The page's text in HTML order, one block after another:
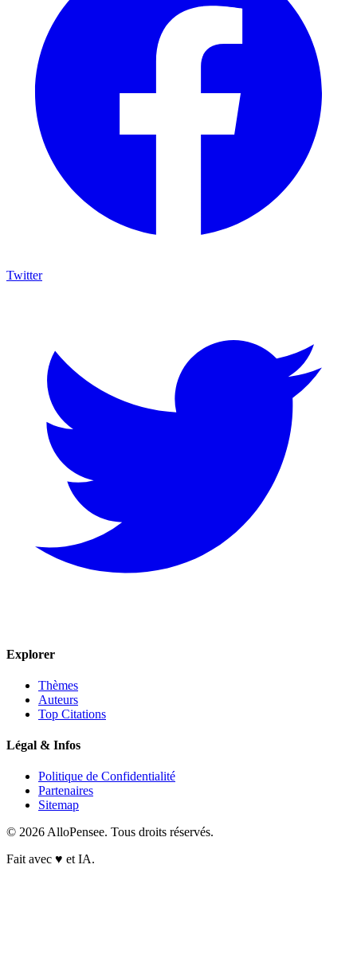
Twitter
Explorer
Thèmes
Auteurs
Top Citations
Légal & Infos
Politique de Confidentialité
Partenaires
Sitemap
© 2026 AlloPensee. Tous droits réservés.
Fait avec ♥ et IA.